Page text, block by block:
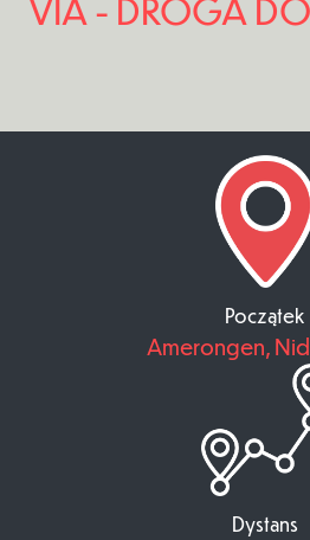
VIA - DROGA
Początek
Amerongen,
Dystans